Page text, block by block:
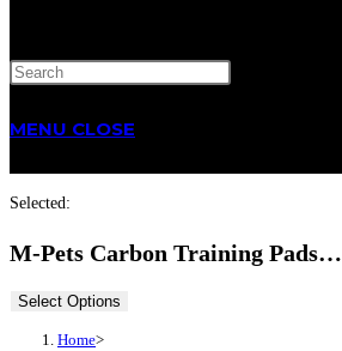
WEBSITE
SEARCH
MENU CLOSE
Selected:
M-Pets Carbon Training Pads…
Select Options
Home>